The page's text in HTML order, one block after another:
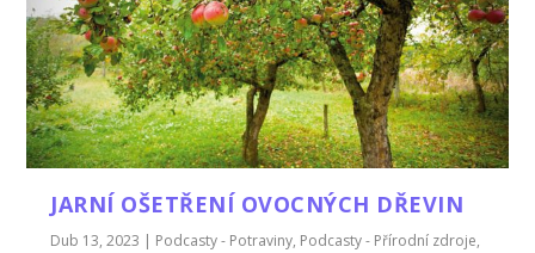
JARNÍ OŠETŘENÍ OVOCNÝCH DŘEVIN
Dub 13, 2023 | Podcasty - Potraviny, Podcasty - Přírodní zdroje,